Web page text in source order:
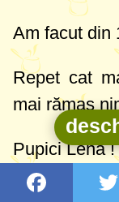
Am facut din
Repet cat
mai rămas
Pupici Lena !
Poza mea